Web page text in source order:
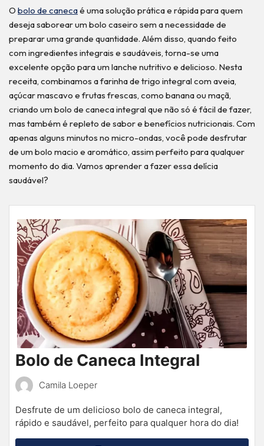
O bolo de canecaé uma solução prática e rápida para quem
deseja saborear um bolo caseiro sem a necessidade de
preparar uma grande quantidade. Além disso, quando feito
com ingredientes integrais e saudáveis, torna-se uma
excelente opção para um lanche nutritivo e delicioso. Nesta
receita, combinamos a farinha de trigo integral com aveia,
açúcar mascavo e frutas frescas, como banana ou maçã,
criando um bolo de caneca integral que não só é fácil de fazer,
mas também é repleto de sabor e benefícios nutricionais. Com
apenas alguns minutos no micro-ondas, você pode desfrutar
de um bolo macio e aromático, assim perfeito para qualquer
momento do dia. Vamos aprender a fazer essa delícia
saudável?
Bolo de Caneca Integral
Camila Loeper
Desfrute de um delicioso bolo de caneca integral,
rápido e saudável, perfeito para qualquer hora do dia!